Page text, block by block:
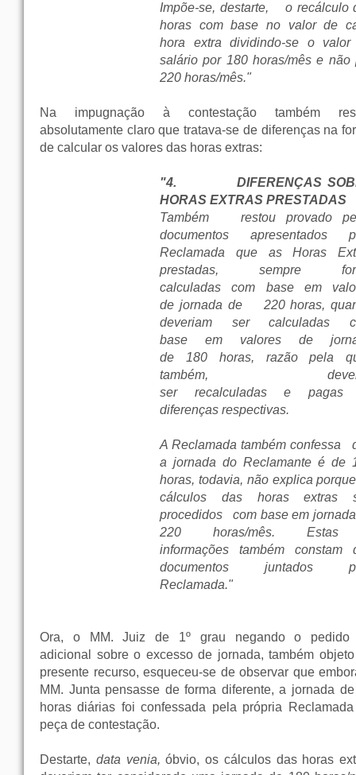
Impõe-se, destarte, o recálculo
horas com base no valor de
hora extra dividindo-se o valor
salário por 180 horas/mês e não
220 horas/mês."
Na impugnação à contestação também
absolutamente claro que tratava-se de diferenças na
de calcular os valores das horas extras:
"4. DIFERENÇAS
HORAS EXTRAS PRESTADAS
Também restou provado
documentos apresentados
Reclamada que as Horas
prestadas, sempre
calculadas com base em
de jornada de 220 horas,
deveriam ser calculadas
base em valores de
de 180 horas, razão pela
também,
ser recalculadas e pagas
diferenças respectivas.
A Reclamada também confessa
a jornada do Reclamante é de
horas, todavia, não explica
cálculos das horas extras
procedidos com base em
220 horas/mês.
informações também constam
documentos juntados
Reclamada."
Ora, o MM. Juiz de 1º grau negando o pedido
adicional sobre o excesso de jornada, também
presente recurso, esqueceu-se de observar que
MM. Junta pensasse de forma diferente, a jornada
horas diárias foi confessada pela própria
peça de contestação.
Destarte, data venia, óbvio, os cálculos das horas